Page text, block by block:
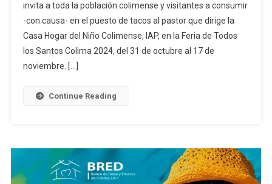
invita a toda la población colimense y visitantes a consumir
-con causa- en el puesto de tacos al pastor que dirige la
Casa Hogar del Niño Colimense, IAP, en la Feria de Todos
los Santos Colima 2024, del 31 de octubre al 17 de
noviembre. […]
Continue Reading